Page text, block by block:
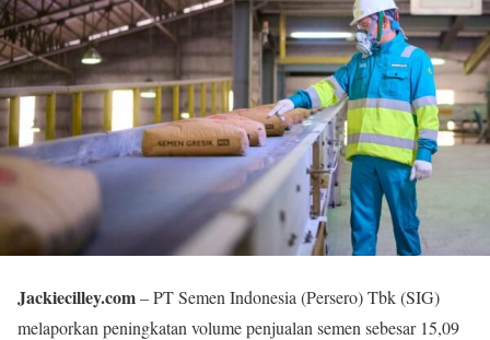
Jackiecilley.com– PT Semen Indonesia (Persero) Tbk (SIG)
melaporkan peningkatan volume penjualan semen sebesar 15,09